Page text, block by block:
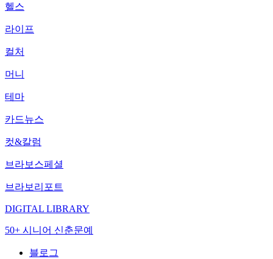
헬스
라이프
컬처
머니
테마
카드뉴스
컷&칼럼
브라보스페셜
브라보리포트
DIGITAL LIBRARY
50+ 시니어 신춘문예
블로그